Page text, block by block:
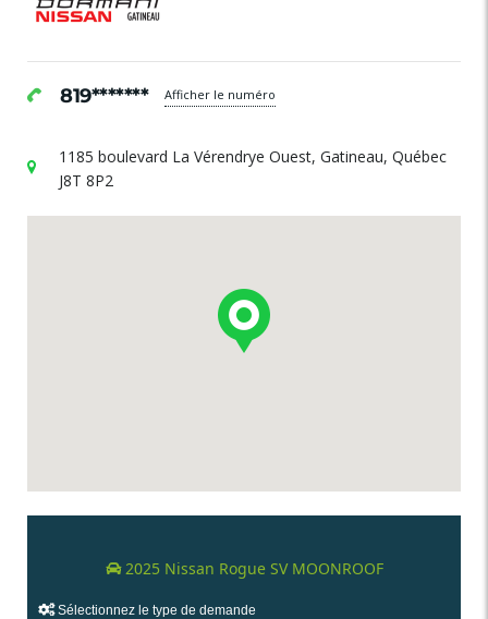
819******* Afficher le numéro
1185 boulevard La Vérendrye Ouest, Gatineau, Québec
J8T 8P2
2025 Nissan Rogue SV MOONROOF
Sélectionnez le type de demande